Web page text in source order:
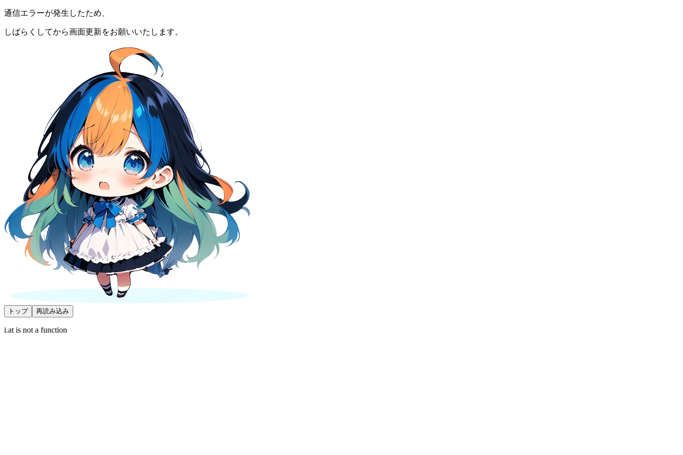
通信エラーが発生したため、
しばらくしてから画面更新をお願いいたします。
トップ 再読み込み
i.at is not a function